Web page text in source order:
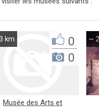
Musée des Arts et
km
0
0
~